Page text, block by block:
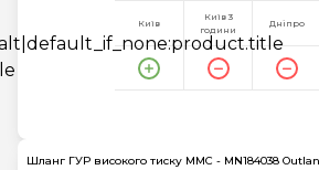
Київ
Київ 3
години
Дніпро
Шланг ГУР високого тиску MMC - MN184038